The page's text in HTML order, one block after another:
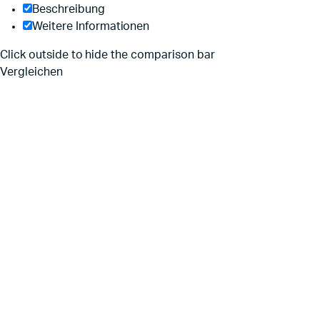
Beschreibung
Weitere Informationen
Click outside to hide the comparison bar
Vergleichen